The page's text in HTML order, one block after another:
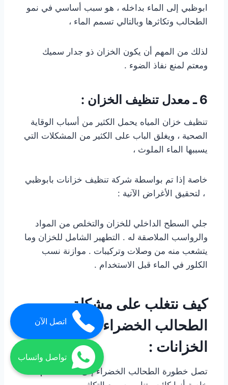
ابوظبي إلى الماء بداخله ، هو سبب أساسي في نمو
الطحالب وتكاثرها وبالتالي تسمم الماء ،
لذلك من المهم أن يكون الخزان ذو جدار سميك
ومعتم لمنع نفاذ الضوء .
6 ـ معدل تنظيف الخزان :
تنظيف خزان المياه يحمل الكثير من أسباب الوقاية
الصحية ، ويغلق الباب على الكثير من المشكلات التي
يسببها الماء الملوث ،
خاصة إذا تم بواسطة شركة تنظيف خزانات بابوظبي
، لتحقيق الأغراض الآتية :
جلي السطح الداخلي للخزان والتخلص من المواد
والرواسب الملاصقة له . التطهير الشامل للخزان وما
يتشعب منه من وصلات وتركيبات . موازنة نسب
الكلور في الماء قبل الاستخدام .
كيف نتغلب على مشكلة
الطحالب الخضراء في مياه
الخزانات :
تصل خطورة الطحالب الخضراء إلى حد التسمم ،
اتصل الآن
تواصل واتساب